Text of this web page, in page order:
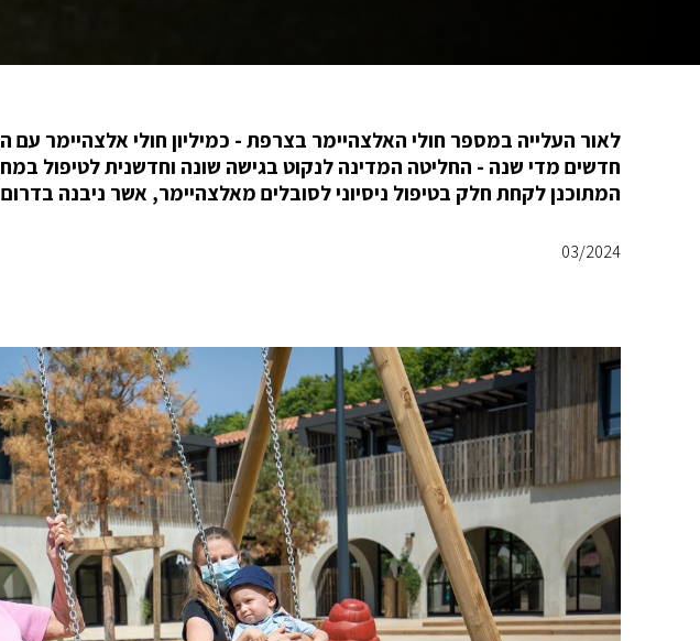
חדשים מדי שנה - החליטה המדינה לנקוט בגישה שונה וחדשנית לטיפול
המתוכנן לקחת חלק בטיפול ניסיוני לסובלים מאלצהיימר, אשר ניבנה
03/2024